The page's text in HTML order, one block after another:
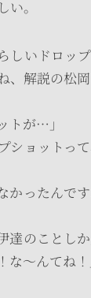
。
しいドロッ
、解説の松
トが…」
ショットっ
かったんで
達のことし
な～んてね！